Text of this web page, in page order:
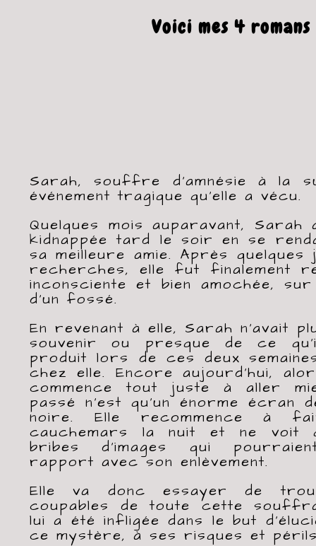
Voici mes 4
Sarah, souffre d’amnésie à la
événement tragique qu’elle a vécu.
Quelques mois auparavant, Sarah
kidnappée tard le soir en se
sa meilleure amie. Après
recherches, elle fut finalement
inconsciente et bien amochée,
d’un fossé.
En revenant à elle, Sarah n’avait
souvenir ou presque de ce
produit lors de ces deux
chez elle. Encore aujourd’hui,
commence tout juste à aller
passé n’est qu’un énorme écran
noire. Elle recommence à
cauchemars la nuit et ne voit
bribes d’images qui
rapport avec son enlèvement.
Elle va donc essayer de
coupables de toute cette
lui a été infligée dans le but
ce mystère, à ses risques et